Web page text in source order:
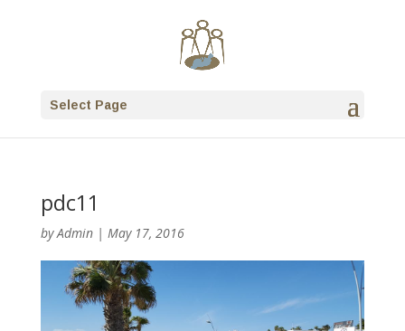
Select Page
pdc11
byAdmin| May 17, 2016